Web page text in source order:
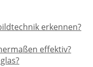
erkennen?
effektiv?